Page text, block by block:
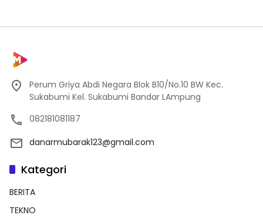
Perum Griya Abdi Negara Blok B10/No.10 BW Kec.
Sukabumi Kel. Sukabumi Bandar LAmpung
082181081187
danarmubarak123@gmail.com
Kategori
BERITA
TEKNO